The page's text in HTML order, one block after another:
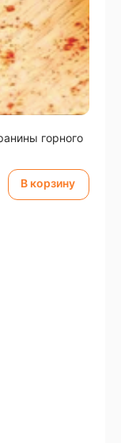
горного
В корзину